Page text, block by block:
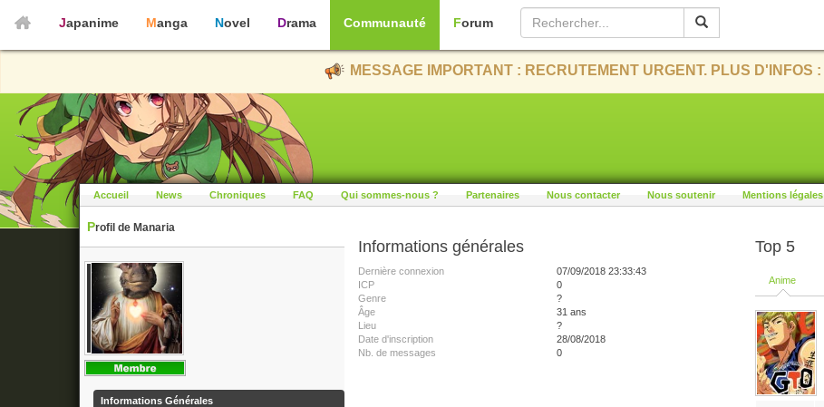
Japanime Manga Novel Drama Communauté Forum
MESSAGE IMPORTANT : RECRUTEMENT URGENT. PLUS D'INFOS :
Accueil News Chroniques FAQ Qui sommes-nous ? Partenaires Nous contacter Nous soutenir Mentions légales
Profil de Manaria
Informations Générales
Informations générales
Dernière connexion
07/09/2018 23:33:43
ICP
0
Genre
?
Âge
31 ans
Lieu
?
Date d'inscription
28/08/2018
Nb. de messages
0
Top 5
Anime